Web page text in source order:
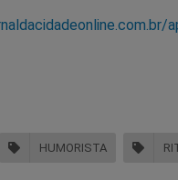
HUMORISTA